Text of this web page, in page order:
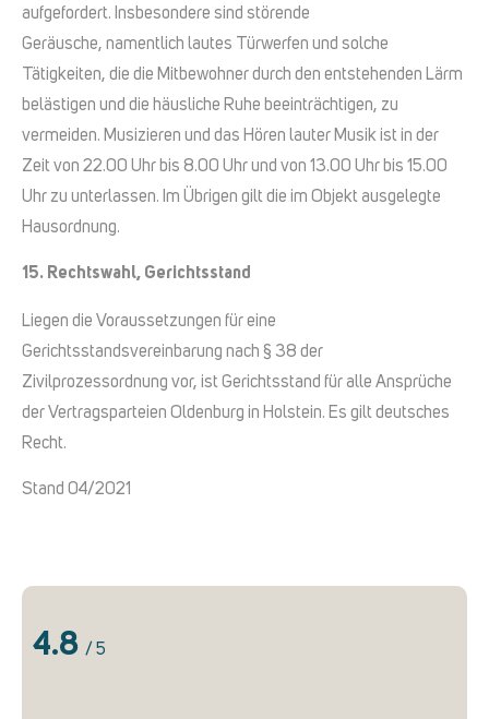
aufgefordert. Insbesondere sind störende
Geräusche, namentlich lautes Türwerfen und solche
Tätigkeiten, die die Mitbewohner durch den entstehenden Lärm
belästigen und die häusliche Ruhe beeinträchtigen, zu
vermeiden. Musizieren und das Hören lauter Musik ist in der
Zeit von 22.00 Uhr bis 8.00 Uhr und von 13.00 Uhr bis 15.00
Uhr zu unterlassen. Im Übrigen gilt die im Objekt ausgelegte
Hausordnung.
15. Rechtswahl, Gerichtsstand
Liegen die Voraussetzungen für eine
Gerichtsstandsvereinbarung nach § 38 der
Zivilprozessordnung vor, ist Gerichtsstand für alle Ansprüche
der Vertragsparteien Oldenburg in Holstein. Es gilt deutsches
Recht.
Stand 04/2021
4.8 / 5